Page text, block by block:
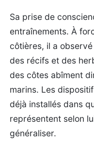
Sa prise de
entraînements. À
côtières, il a
des récifs et des
des côtes abîment
marins. Les
déjà installés dans
représentent selon
généraliser.